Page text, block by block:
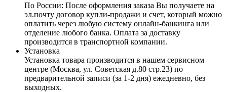
По России: После оформления заказа Вы получаете на
эл.почту договор купли-продажи и счет, который можно
оплатить через любую систему онлайн-банкинга или
отделение любого банка. Оплата за доставку
производится в транспортной компании.
Установка
Установка товара производится в нашем сервисном
центре (Москва, ул. Советская д.80 стр.23) по
предварительной записи (за 1-2 дня) ежедневно, без
выходных.